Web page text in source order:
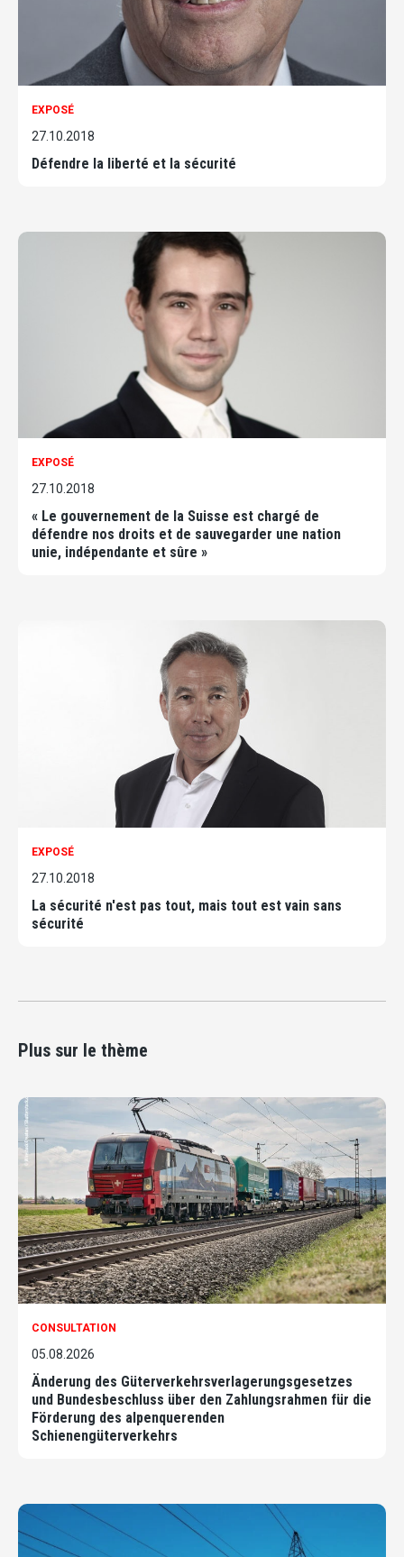
EXPOSÉ
27.10.2018
Défendre la liberté et la sécurité
EXPOSÉ
27.10.2018
« Le gouvernement de la Suisse est chargé de
défendre nos droits et de sauvegarder une nation
unie, indépendante et sûre »
EXPOSÉ
27.10.2018
La sécurité n'est pas tout, mais tout est vain sans
sécurité
Plus sur le thème
CONSULTATION
05.08.2026
Änderung des Güterverkehrsverlagerungsgesetzes
und Bundesbeschluss über den Zahlungsrahmen für die
Förderung des alpenquerenden
Schienengüterverkehrs